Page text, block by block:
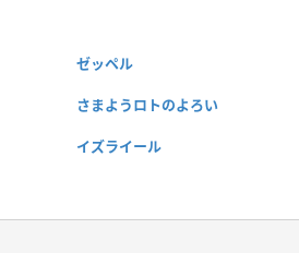
ゼッペル
さまようロトのよろい
イズライール